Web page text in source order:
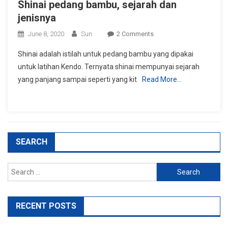
Shinai pedang bambu, sejarah dan
jenisnya
June 8, 2020 Sun 2 CommentsOn
Pedang
Bambu,
Sejarah
Shinai adalah istilah untuk pedang bambu yang dipakai
untuk latihan Kendo. Ternyata shinai mempunyai sejarah
yang panjang sampai seperti yang kit
Read More…
SEARCH
Search
for:
RECENT POSTS